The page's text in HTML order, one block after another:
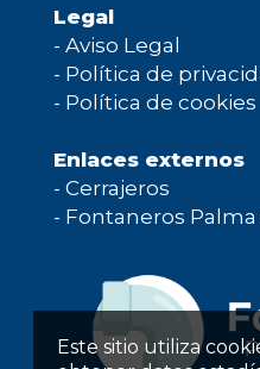
Este sitio utiliza
Legal
- Aviso Legal
- Política de
- Política de cookies
Enlaces externos
- Cerrajeros
- Fontaneros